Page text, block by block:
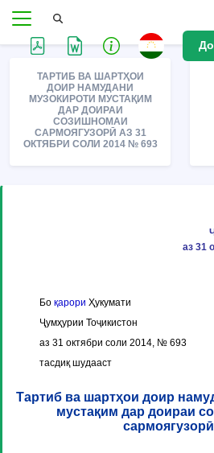
ТАРТИБ ВА ШАРТҲОИ
ДОИР НАМУДАНИ
МУЗОКИРОТИ МУСТАҚИМ
ДАР ДОИРАИ
СОЗИШНОМАИ
САРМОЯГУЗОРӢ АЗ 31
ОКТЯБРИ СОЛИ 2014 № 693
аз 31
Бо қарори Ҳукумати
Ҷумҳурии Тоҷикистон
аз 31 октябри соли 2014, № 693
тасдиқ шудааст
Тартиб ва шартҳои доир
мустақим дар доираи
сармоягузорӣ